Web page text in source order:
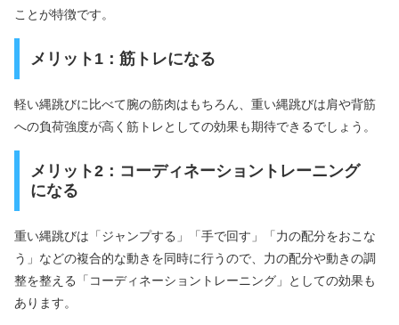
ことが特徴です。
メリット1：筋トレになる
軽い縄跳びに比べて腕の筋肉はもちろん、重い縄跳びは肩や背筋
への負荷強度が高く筋トレとしての効果も期待できるでしょう。
メリット2：コーディネーショントレーニング
になる
重い縄跳びは「ジャンプする」「手で回す」「力の配分をおこな
う」などの複合的な動きを同時に行うので、力の配分や動きの調
整を整える「コーディネーショントレーニング」としての効果も
あります。